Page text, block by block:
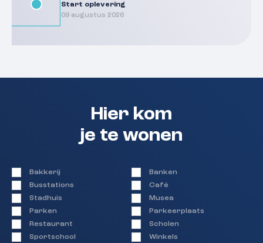
Start oplevering
09 augustus 2026
Hier kom
je te wonen
Bakkerij
Banken
Busstations
Café
Stadhuis
Musea
Parken
Parkeerplaats
Restaurant
Scholen
Sportschool
Winkels